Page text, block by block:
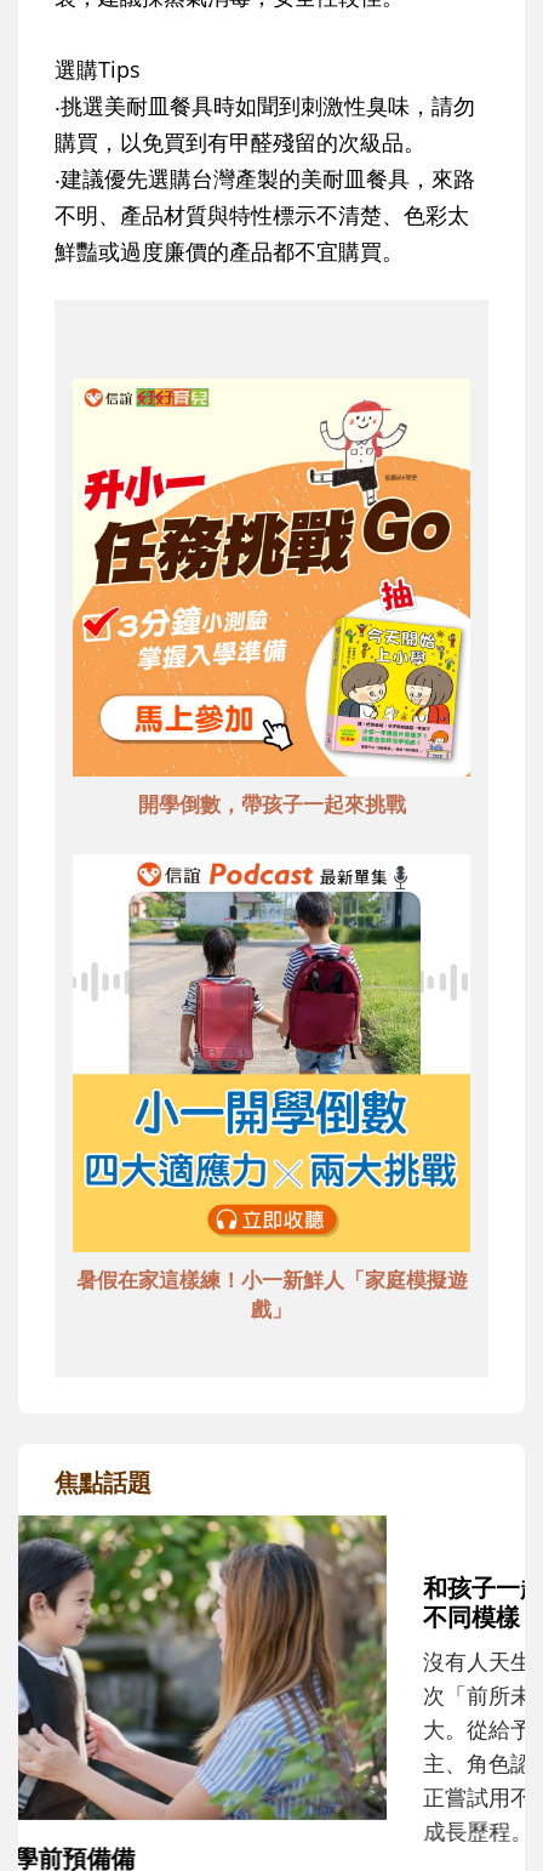
選購Tips
‧挑選美耐皿餐具時如聞到刺激性臭味，請勿
購買，以免買到有甲醛殘留的次級品。
‧建議優先選購台灣產製的美耐皿餐具，來路
不明、產品材質與特性標示不清楚、色彩太
鮮豔或過度廉價的產品都不宜購買。
開學倒數，帶孩子一起來挑戰
暑假在家這樣練！小一新鮮人「家庭模擬遊
戲」
焦點話題
和孩子一起長大的那個男人│讀懂父親的